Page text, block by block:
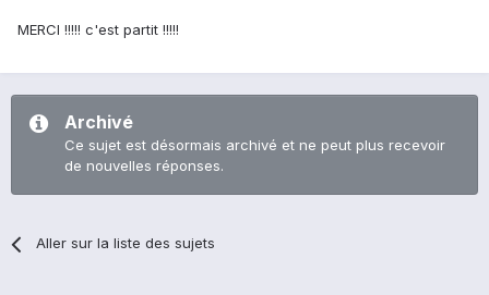
MERCI !!!!! c'est partit !!!!!
Archivé
Ce sujet est désormais archivé et ne peut plus recevoir
de nouvelles réponses.
Aller sur la liste des sujets